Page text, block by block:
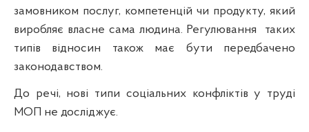
замовником послуг, компетенцій чи продукту, який
виробляє власне сама людина. Регулювання
таких
типів відносин також має бути передбачено
законодавством.
До речі, нові типи соціальних конфліктів у труді
МОП не досліджує.